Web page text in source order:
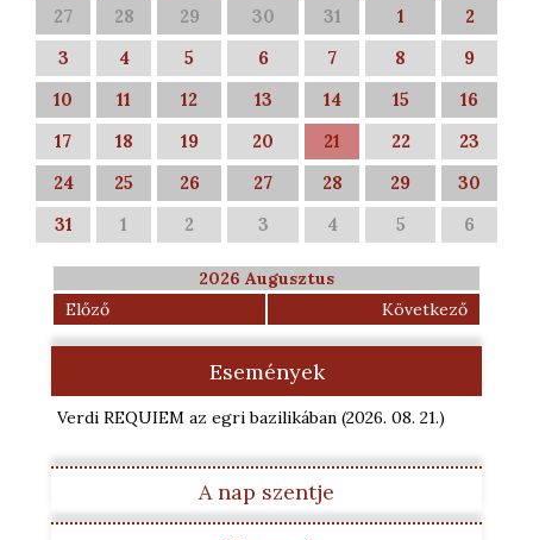
27 28 29 30 31 1
2
3
4 5 6 7 8
9
10
11 12 13 14 15
16
17
18 19 20 21 22
23
24
25 26 27 28 29
30
31
1 2 3 4 5 6
2026 Augusztus
Előző
Következő
Események
Verdi REQUIEM az egri bazilikában (2026. 08. 21.)
A nap szentje